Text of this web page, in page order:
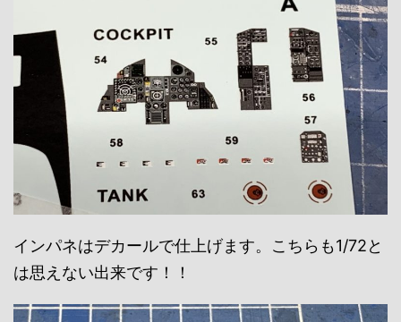
インパネはデカールで仕上げます。こちらも1/72と
は思えない出来です！！